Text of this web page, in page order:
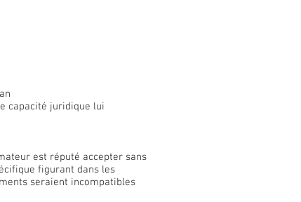
capacité juridique lui
est réputé accepter sans
figurant dans les
seraient incompatibles